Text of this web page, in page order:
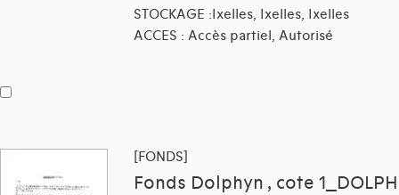
STOCKAGE :Ixelles, Ixelles, Ixelles
ACCES : Accès partiel, Autorisé
[FONDS]
Fonds Dolphyn , cote 1_DOLPH